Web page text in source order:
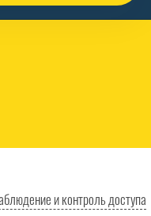
и контроль доступа